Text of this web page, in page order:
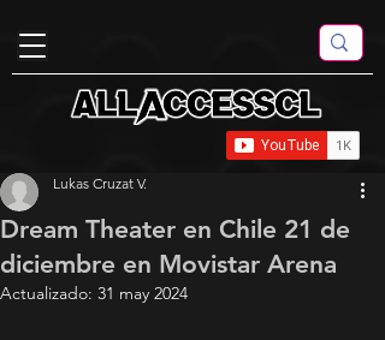
Dream Theater en Chile 21 de
diciembre en Movistar Arena
Lukas Cruzat V.
Actualizado: 31 may 2024